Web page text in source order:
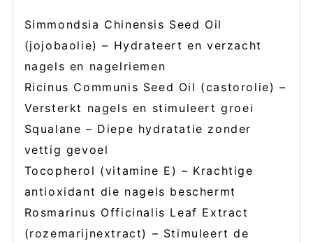
Simmondsia Chinensis Seed Oil
(jojobaolie) – Hydrateert en verzacht
nagels en nagelriemen
Ricinus Communis Seed Oil (castorolie) –
Versterkt nagels en stimuleert groei
Squalane – Diepe hydratatie zonder
vettig gevoel
Tocopherol (vitamine E) – Krachtige
antioxidant die nagels beschermt
Rosmarinus Officinalis Leaf Extract
(rozemarijnextract) – Stimuleert de